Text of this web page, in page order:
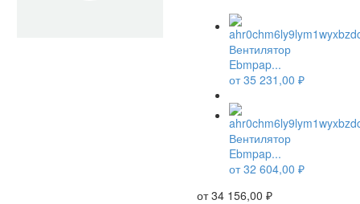
Вентилятор
Ebmpap...
от35 231,00 ₽
Вентилятор
Ebmpap...
от32 604,00 ₽
от34 156,00 ₽